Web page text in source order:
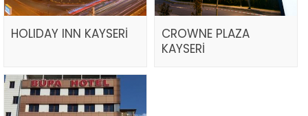
HOLIDAY INN KAYSERİ
CROWNE PLAZA
KAYSERİ